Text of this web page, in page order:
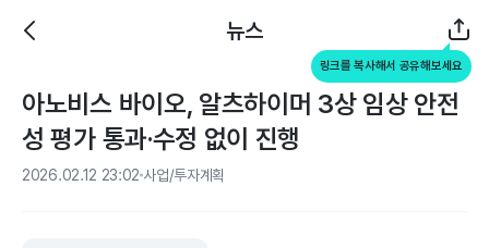
뉴스
링크를 복사해서 공유해보세요
아노비스 바이오, 알츠하이머 3상 임상 안전
성 평가 통과·수정 없이 진행
2026.02.12 23:02 사업/투자계획